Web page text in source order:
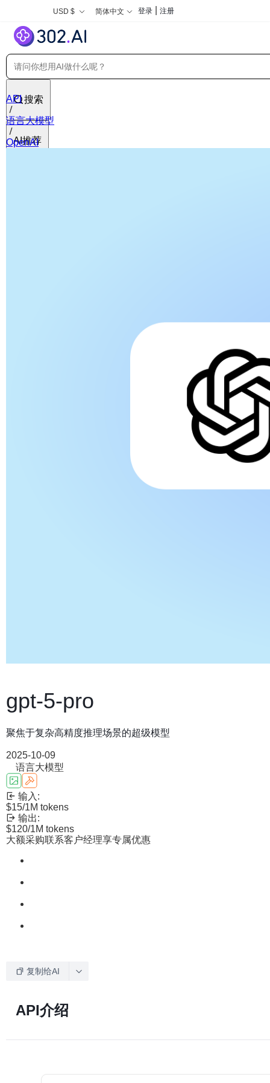
USD $ 简体中文 登录 注册
搜索
AI推荐
API
语言大模型
OpenAI
gpt-5-pro
聚焦于复杂高精度推理场景的超级模型
2025-10-09
语言大模型
输入:
$15/1M tokens
输出:
$120/1M tokens
大额采购联系客户经理享专属优惠
复制给AI
API介绍